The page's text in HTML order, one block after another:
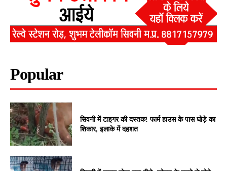
Popular
सिवनी में टाइगर की दस्तक! फार्म हाउस के पास घोड़े का
शिकार, इलाके में दहशत